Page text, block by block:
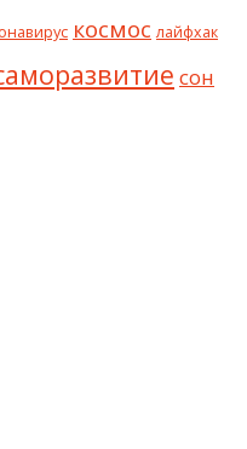
космос лайфхак
сон